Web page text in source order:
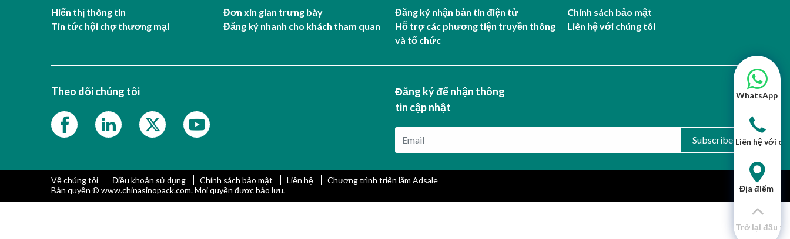
Hiển thị thông tin
Tin tức hội chợ thương mại
Đơn xin gian trưng bày
Đăng ký nhanh cho khách tham quan
Đăng ký nhận bản tin điện tử
Hỗ trợ các phương tiện truyền thông
và tổ chức
Chính sách bảo mật
Liên hệ với chúng tôi
Theo dõi chúng tôi
Đăng ký để nhận thông
tin cập nhật
Subscribe
Về chúng tôi Điều khoản sử dụng Chính sách bảo mật Liên hệ
Chương trình triển lãm Adsale
Bản quyền © www.chinasinopack.com. Mọi quyền được bảo lưu.
WhatsApp
Liên hệ với
Địa điểm
Trở lại đầu